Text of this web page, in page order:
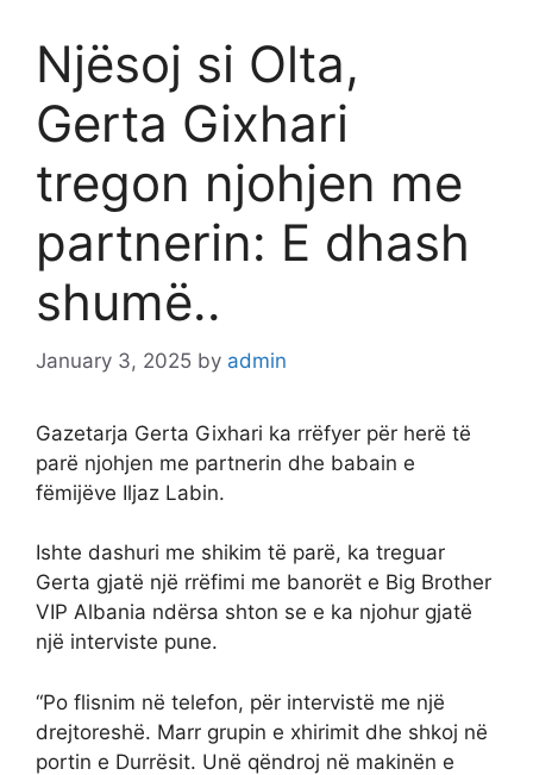
Njësoj si Olta,
Gerta Gixhari
tregon njohjen me
partnerin: E dhash
shumë..
January 3, 2025 by admin
Gazetarja Gerta Gixhari ka rrëfyer për herë të
parë njohjen me partnerin dhe babain e
fëmijëve Iljaz Labin.
Ishte dashuri me shikim të parë, ka treguar
Gerta gjatë një rrëfimi me banorët e Big Brother
VIP Albania ndërsa shton se e ka njohur gjatë
një interviste pune.
“Po flisnim në telefon, për intervistë me një
drejtoreshë. Marr grupin e xhirimit dhe shkoj në
portin e Durrësit. Unë qëndroj në makinën e